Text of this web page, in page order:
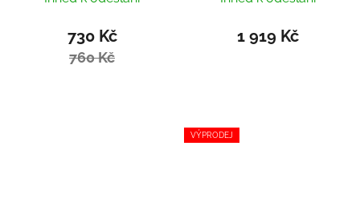
730 Kč
760 Kč
1 919 Kč
VÝPRODEJ